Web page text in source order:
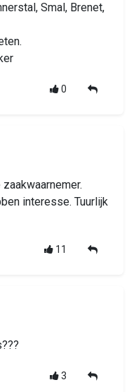
Smal, Brenet,
0
interesse. Tuurlijk
11
3